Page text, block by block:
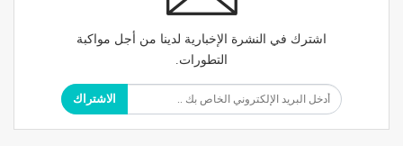
اشترك في النشرة الإخبارية لدينا من أجل مواكبة
التطورات.
الاشتراك